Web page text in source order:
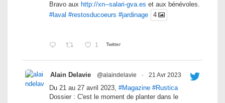
Bravo aux http://xn--salari-gva.es et aux bénévoles.
#laval #restosducoeurs #jardinage 4
1 Twitter
Alain Delavie @alaindelavie · 21 Avr 2023
Du 21 au 27 avril 2023, #Magazine #Rustica
Dossier : C'est le moment de planter dans le